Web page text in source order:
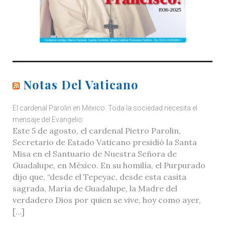
Notas Del Vaticano
El cardenal Parolin en México: Toda la sociedad necesita el
mensaje del Evangelio
Este 5 de agosto, el cardenal Pietro Parolin,
Secretario de Estado Vaticano presidió la Santa
Misa en el Santuario de Nuestra Señora de
Guadalupe, en México. En su homilía, el Purpurado
dijo que, “desde el Tepeyac, desde esta casita
sagrada, María de Guadalupe, la Madre del
verdadero Dios por quien se vive, hoy como ayer,
[…]